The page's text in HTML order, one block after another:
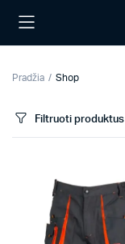
Pradžia Shop
Filtruoti produktus